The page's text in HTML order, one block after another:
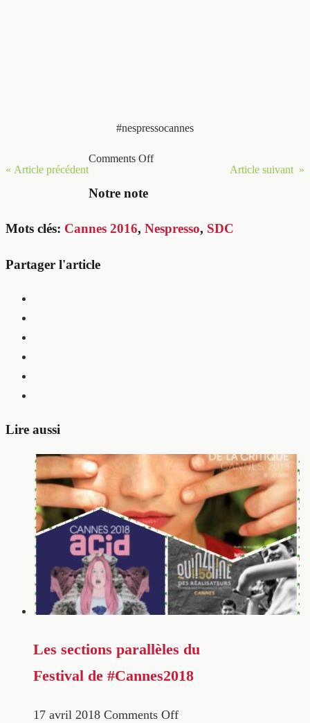
#nespressocannes
« Article précédent Article suivant »
Comments Off
Notre note
Mots clés: Cannes 2016, Nespresso, SDC
Partager l'article
Lire aussi
Les sections parallèles du
Festival de #Cannes2018
17 avril 2018 Comments Off